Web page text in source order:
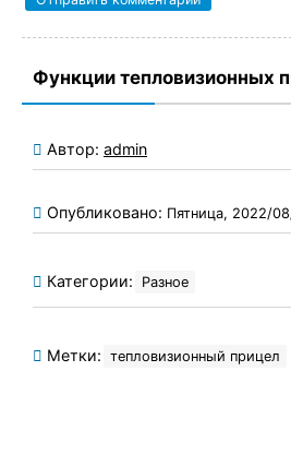
Функции тепловизионных
Автор: admin
Опубликовано: Пятница, 2022/
Категории: Разное
Метки: тепловизионный прицел